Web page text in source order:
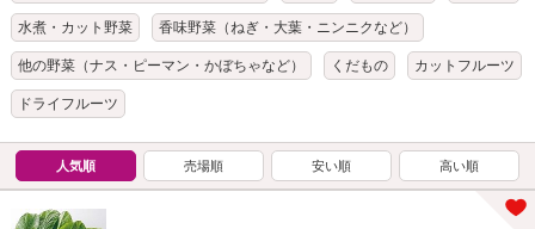
水煮・カット野菜 香味野菜（ねぎ・大葉・ニンニクなど）
他の野菜（ナス・ピーマン・かぼちゃなど） くだもの カットフルーツ
ドライフルーツ
人気順 売場順 安い順 高い順